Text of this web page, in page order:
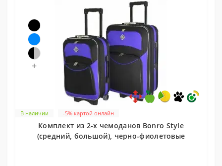
В наличии
+
-5% картой онлайн
Комплект из 2-х чемоданов Bonro Style
(средний, большой), черно-фиолетовые